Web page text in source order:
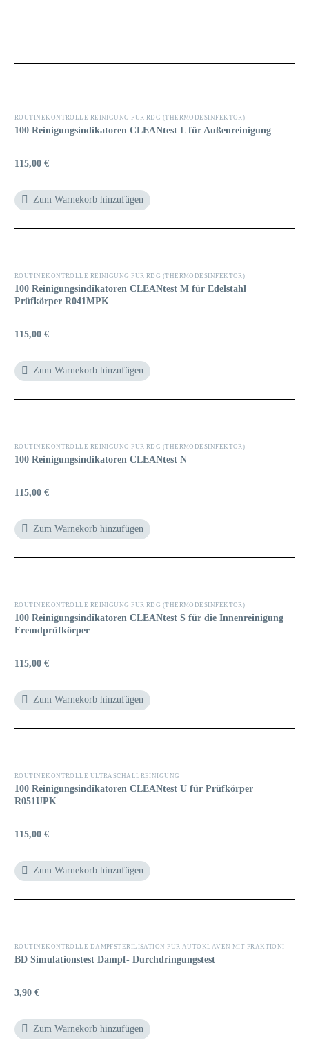
ROUTINEKONTROLLE REINIGUNG FÜR RDG (THERMODESINFEKTOR)
100 Reinigungsindikatoren CLEANtest L für Außenreinigung
115,00 €
Zum Warnekorb hinzufügen
ROUTINEKONTROLLE REINIGUNG FÜR RDG (THERMODESINFEKTOR)
100 Reinigungsindikatoren CLEANtest M für Edelstahl
Prüfkörper R041MPK
115,00 €
Zum Warnekorb hinzufügen
ROUTINEKONTROLLE REINIGUNG FÜR RDG (THERMODESINFEKTOR)
100 Reinigungsindikatoren CLEANtest N
115,00 €
Zum Warnekorb hinzufügen
ROUTINEKONTROLLE REINIGUNG FÜR RDG (THERMODESINFEKTOR)
100 Reinigungsindikatoren CLEANtest S für die Innenreinigung
Fremdprüfkörper
115,00 €
Zum Warnekorb hinzufügen
ROUTINEKONTROLLE ULTRASCHALLREINIGUNG
100 Reinigungsindikatoren CLEANtest U für Prüfkörper
R051UPK
115,00 €
Zum Warnekorb hinzufügen
ROUTINEKONTROLLE DAMPFSTERILISATION FÜR AUTOKLAVEN MIT FRAKTIONIERTEM VAKUUM (TYP B)
BD Simulationstest Dampf- Durchdringungstest
3,90 €
Zum Warnekorb hinzufügen